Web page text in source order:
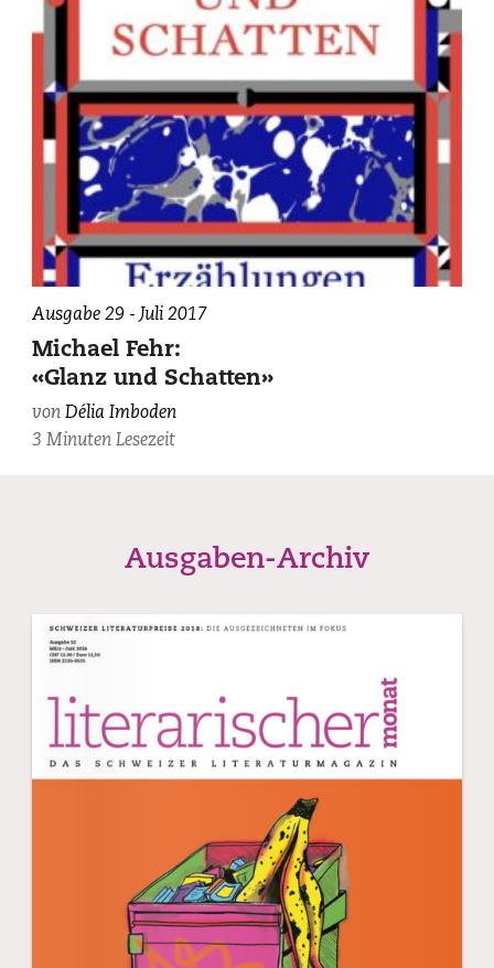
Ausgabe 29 - Juli 2017
Michael Fehr:
«Glanz und Schatten»
vonDélia Imboden
3 Minuten Lesezeit
Ausgaben-Archiv